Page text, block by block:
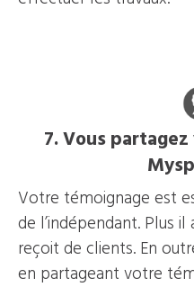
7. Vous
Votre témoignage est
de l’indépendant. Plus
reçoit de clients. En
en partageant votre